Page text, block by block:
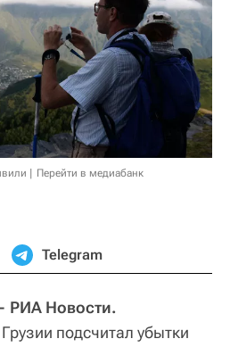
Перейти в медиабанк
Telegram
Новости.
подсчитал убытки